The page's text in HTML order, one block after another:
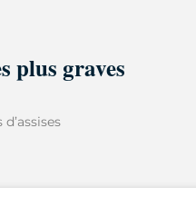
plus graves